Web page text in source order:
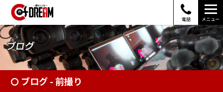
電話 メニュー
ブログ - 前撮り